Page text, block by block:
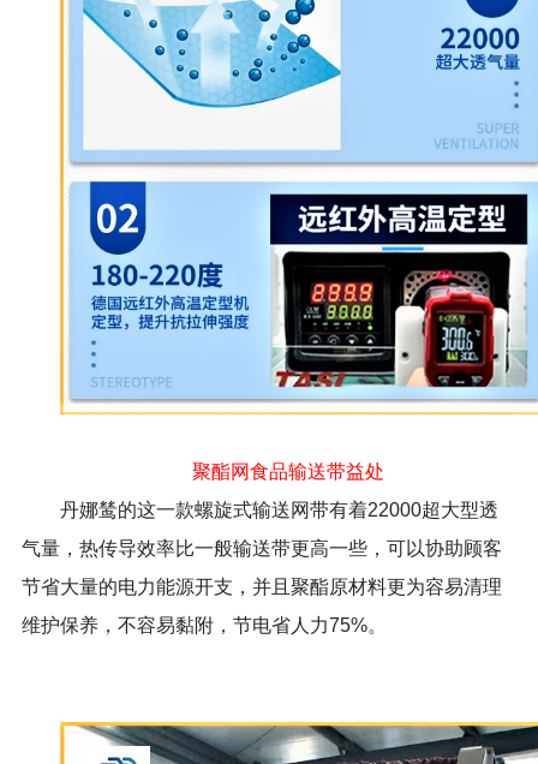
聚酯网食品输送带益处
丹娜鸶的这一款螺旋式输送网带有着22000超大型透
气量，热传导效率比一般输送带更高一些，可以协助顾客
节省大量的电力能源开支，并且聚酯原材料更为容易清理
维护保养，不容易黏附，节电省人力75%。